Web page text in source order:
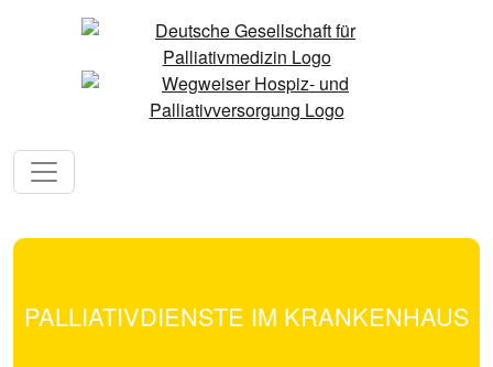
PALLIATIVDIENSTE IM KRANKENHAUS